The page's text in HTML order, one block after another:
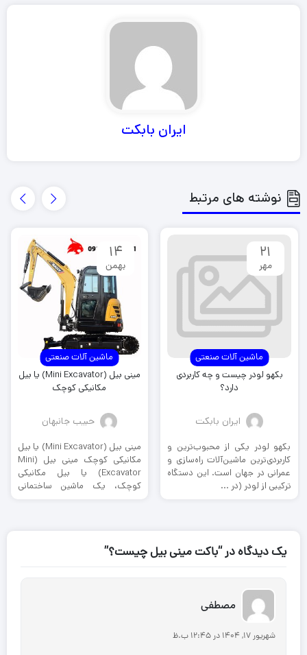
ایران بابکت
نوشته های مرتبط
ماشین آلات صنعتی
21
مهر
بکهو لودر چیست و چه کاربردی
دارد؟
ایران بابکت
بکهو لودر یکی از محبوب‌ترین و
کاربردی‌ترین ماشین‌آلات راه‌سازی و
عمرانی در جهان است. این دستگاه
ترکیبی از لودر (در ...
ماشین آلات صنعتی
14
بهمن
مینی بیل (Mini Excavator) یا بیل
مکانیکی کوچک
حبیب جانبهان
مینی بیل (Mini Excavator) یا بیل
مکانیکی کوچک مینی بیل (Mini
Excavator) یا بیل مکانیکی
کوچک، یک ماشین ساختمانی
یک دیدگاه در “باکت مینی بیل چیست‌؟”
مصطفی
شهریور 17, 1404 در 12:45 ب.ظ